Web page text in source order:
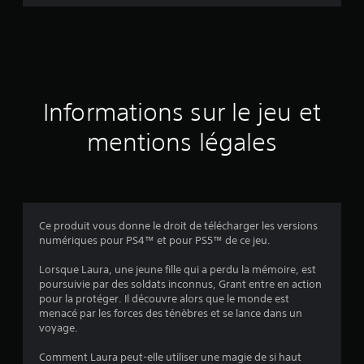
d
a
4
.
Informations sur le jeu et
mentions légales
Ce produit vous donne le droit de télécharger les versions
numériques pour PS4™ et pour PS5™ de ce jeu.
Lorsque Laura, une jeune fille qui a perdu la mémoire, est
poursuivie par des soldats inconnus, Grant entre en action
pour la protéger. Il découvre alors que le monde est
menacé par les forces des ténèbres et se lance dans un
voyage.
Comment Laura peut-elle utiliser une magie de si haut